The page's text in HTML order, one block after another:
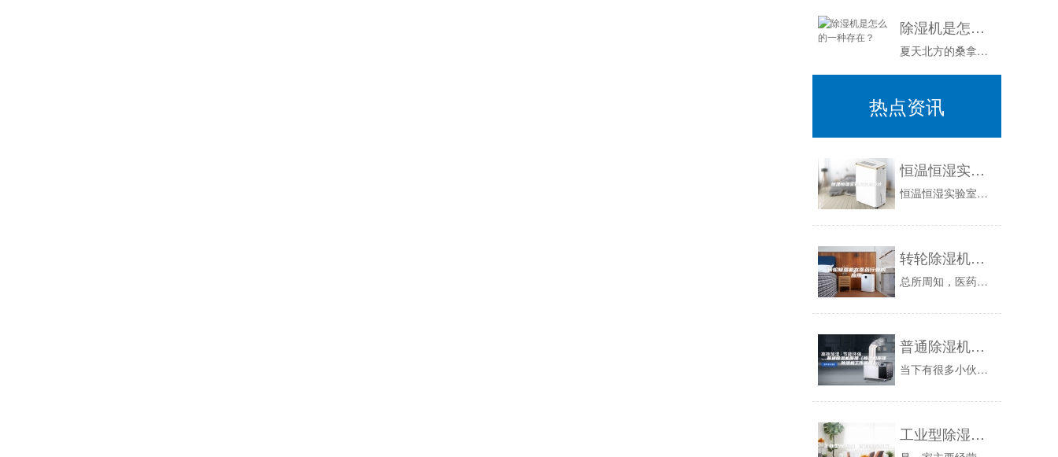
除湿机是怎么的一种存在？
夏天北方的桑拿天是常客空气湿度大温度高整个人都闷的喘不过气比起桑拿天干晒还算是好受的而南方空气湿都很高空调工作原理舒适一般用“凉爽”这个词来...
热点资讯
恒温恒湿实验室装修设计
恒温恒湿实验室装修设计的目的就是采用智能化的控制模式，实现对机组制冷、除湿、加热、加湿等功能，从而达到对室内环境温、湿度的精确控制。我们来看...
转轮除湿机在医药行业的应用
总所周知，医药行业生产工艺环境要求是非常严格的，无特殊要求相对湿度就要控制在45~65%之间，这是一般情况。如果是下雨天或者是梅雨季节，那生...
普通除湿机原理（除湿机原理 除湿机工作原理）
当下有很多小伙伴对于除湿机原理除湿机工作原理方面的知识信息了解的都颇少，大家现在都想要多了解下除湿机原理除湿机工作原理详细的一些信息知识，那...
工业型除湿机 管道除湿机采购